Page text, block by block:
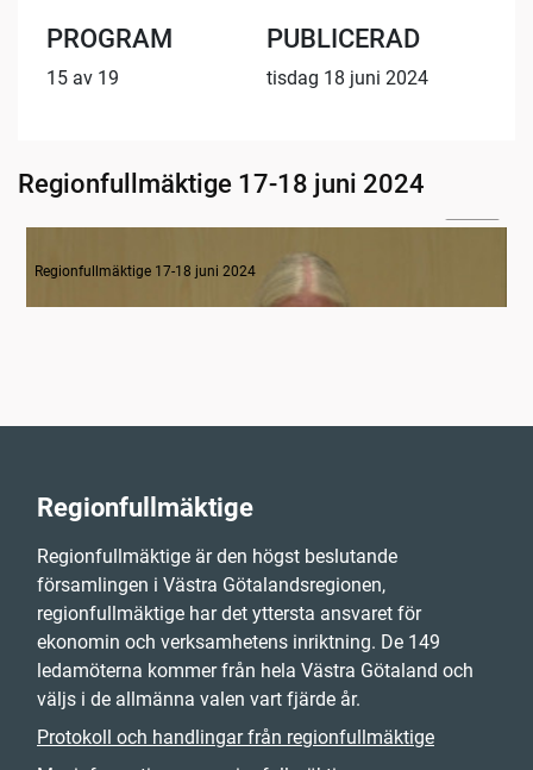
PROGRAM
15 av 19
PUBLICERAD
tisdag 18 juni 2024
Regionfullmäktige 17-18 juni 2024
Regionfullmäktige 17-18 juni 2024
Regionfullmäktige
Regionfullmäktige är den högst beslutande
församlingen i Västra Götalandsregionen,
regionfullmäktige har det yttersta ansvaret för
ekonomin och verksamhetens inriktning. De 149
ledamöterna kommer från hela Västra Götaland och
väljs i de allmänna valen vart fjärde år.
Protokoll och handlingar från regionfullmäktige